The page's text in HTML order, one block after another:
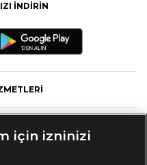
İNDİRİN
için izninizi